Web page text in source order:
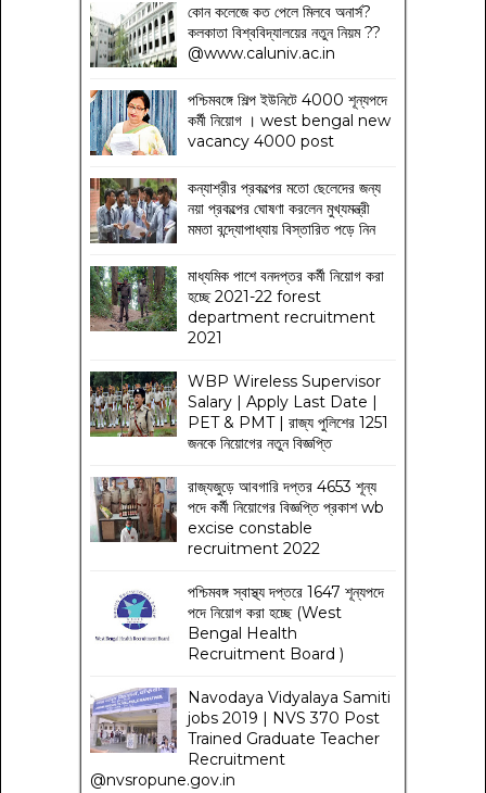
কোন কলেজে কত পেলে মিলবে অনার্স?
কলকাতা বিশ্ববিদ্যালয়ের নতুন নিয়ম??
@www.caluniv.ac.in
পশ্চিমবঙ্গে শিল্প ইউনিটে 4000 শূন্যপদে
কর্মী নিয়োগ । west bengal new
vacancy 4000 post
কন্যাশ্রীর প্রকল্পের মতো ছেলেদের জন্য
নয়া প্রকল্পের ঘোষণা করলেন মুখ্যমন্ত্রী
মমতা বন্দ্যোপাধ্যায় বিস্তারিত পড়ে নিন
মাধ্যমিক পাশে বনদপ্তর কর্মী নিয়োগ করা
হচ্ছে 2021-22 forest
department recruitment
2021
WBP Wireless Supervisor
Salary | Apply Last Date |
PET & PMT | রাজ্য পুলিশের 1251
জনকে নিয়োগের নতুন বিজ্ঞপ্তি
রাজ্যজুড়ে আবগারি দপ্তর 4653 শূন্য
পদে কর্মী নিয়োগের বিজ্ঞপ্তি প্রকাশ wb
excise constable
recruitment 2022
পশ্চিমবঙ্গ স্বাস্থ্য দপ্তরে 1647 শূন্যপদে
পদে নিয়োগ করা হচ্ছে (West
Bengal Health
Recruitment Board )
Navodaya Vidyalaya Samiti
jobs 2019 | NVS 370 Post
Trained Graduate Teacher
Recruitment
@nvsropune.gov.in